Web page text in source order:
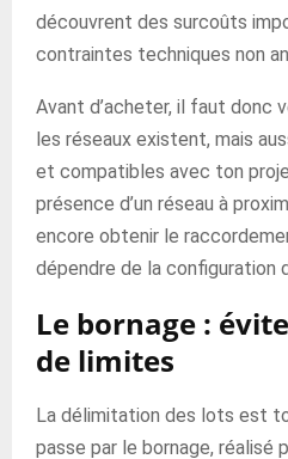
découvrent des surcoûts
contraintes techniques non
Avant d’acheter, il faut donc
les réseaux existent, mais
et compatibles avec ton
présence d’un réseau à
encore obtenir le
dépendre de la configuration
Le bornage :
de limites
La délimitation des lots est
passe par le bornage, réalisé